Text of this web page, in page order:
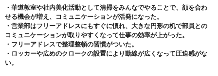
・華道教室や社内美化活動として清掃をみんなでやることで、顔を合わ
せる機会が増え、コミュニケーションが活発になった。
・営業部はフリーアドレスにもすぐに慣れ、大きな円形の机で部員との
コミュニケーションが取りやすくなって仕事の効率が上がった。
・フリーアドレスで整理整頓の習慣がついた。
・ロッカーや広めのクロークの設置により動線が広くなって圧迫感がな
い。